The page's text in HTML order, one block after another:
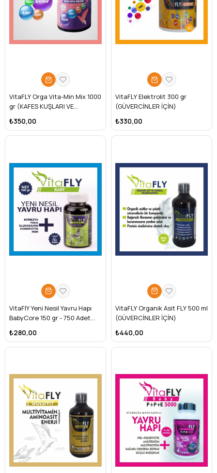
VitaFLY Orga Vita-Min Mix 1000
gr (KAFES KUŞLARI VE
₺350,00
VitaFLY Elektrolit 300 gr
(GÜVERCİNLER İÇİN)
₺330,00
VitaFlY Yeni Nesil Yavru Hapı
BabyCore 150 gr - 750 Adet
₺280,00
VitaFLY Organik Asit FLY 500 ml
(GÜVERCİNLER İÇİN)
₺440,00